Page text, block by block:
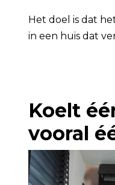
Het doel is dat
in een huis dat
Koelt
vooral